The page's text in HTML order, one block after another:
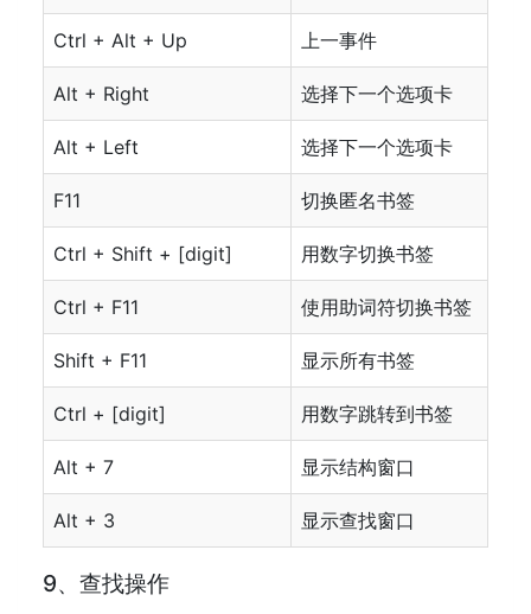
Ctrl + Alt + Up 上一事件
Alt + Right 选择下一个选项卡
Alt + Left 选择下一个选项卡
F11 切换匿名书签
Ctrl + Shift + [digit] 用数字切换书签
Ctrl + F11 使用助词符切换书签
Shift + F11 显示所有书签
Ctrl + [digit] 用数字跳转到书签
Alt + 7 显示结构窗口
Alt + 3 显示查找窗口
9、查找操作